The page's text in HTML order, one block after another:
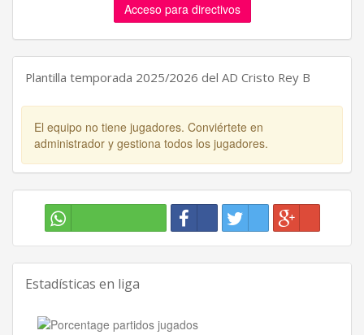
Acceso para directivos
Plantilla temporada 2025/2026 del AD Cristo Rey B
El equipo no tiene jugadores. Conviértete en
administrador y gestiona todos los jugadores.
Estadísticas en liga